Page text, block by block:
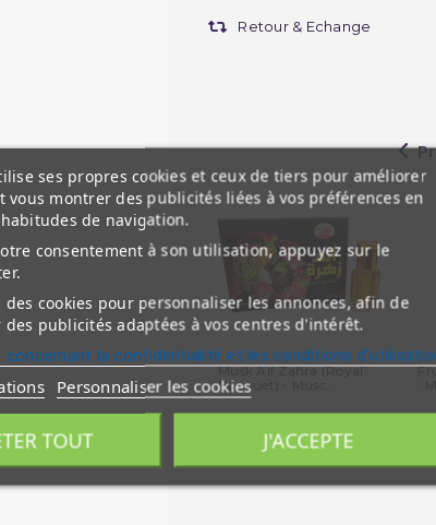
Retour & Echange
Musk Alf Zahra (Royal
Bouquet) - Musc...
:
ses propres cookies et ceux de tiers pour améliorer
vous montrer des publicités liées à vos préférences en
de navigation.
consentement à son utilisation, appuyez sur le
cookies pour personnaliser les annonces, afin de
des publicités adaptées à vos centres d'intérêt.
concernant la confidentialité et les conditions
Personnaliser les cookies
TOUT J'ACCEPTE